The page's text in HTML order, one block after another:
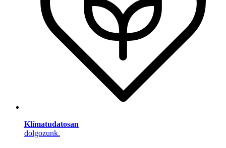
Klímatudatosan
dolgozunk.